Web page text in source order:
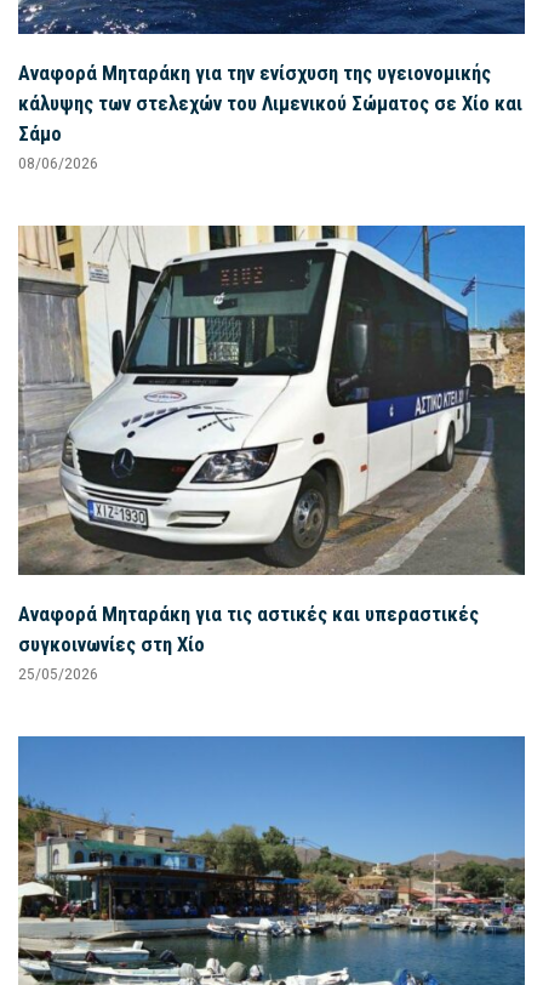
Αναφορά Μηταράκη για την ενίσχυση της υγειονομικής
κάλυψης των στελεχών του Λιμενικού Σώματος σε Χίο και
Σάμο
08/06/2026
Αναφορά Μηταράκη για τις αστικές και υπεραστικές
συγκοινωνίες στη Χίο
25/05/2026